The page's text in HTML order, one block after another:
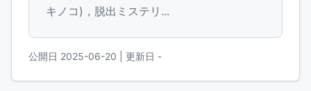
キノコ)，脱出ミステリ...
公開日 2025-06-20 | 更新日 -